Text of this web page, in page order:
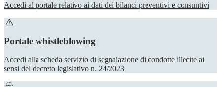
Accedi al portale relativo ai dati dei bilanci preventivi e consuntivi
Portale whistleblowing
Accedi alla scheda servizio di segnalazione di condotte illecite ai
sensi del decreto legislativo n. 24/2023